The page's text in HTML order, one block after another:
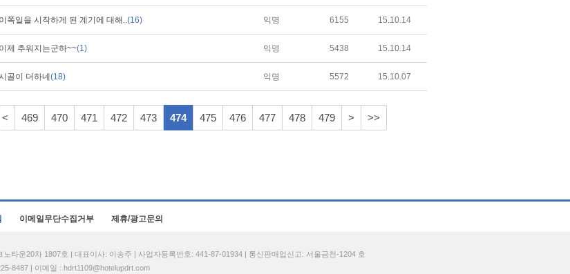
이쪽일을 시작하게 된 계기에 대해..(16) 익명 6155 15.10.14
이제 추워지는군하~~(1) 익명 5438 15.10.14
골이 더하네 (18) 익명 5572 15.10.07
< 469 470 471 472 473 474 475 476 477 478 479 > >>
이메일무단수집거부 제휴/광고문의
타운20차 1807호 | 대표이사: 이송주 | 사업자등록번호: 441-87-01934 | 통신판매업신고: 서울금천-1204 호
8487 | 이메일 : hdrt1109@hotelupdrt.com